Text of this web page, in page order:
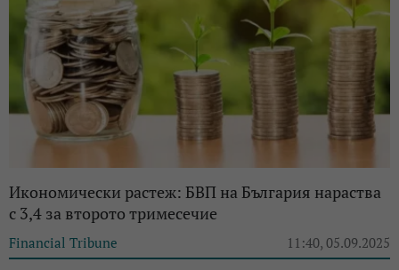
Икономически растеж: БВП на България нараства
с 3,4 за второто тримесечие
Financial Tribune 11:40, 05.09.2025